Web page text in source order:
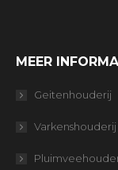
MEER
Geitenhouderij
Varkenshouderij